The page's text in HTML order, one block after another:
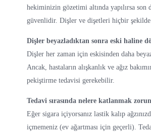
hekiminizin gözetimi altında yapılırsa son
güvenlidir. Dişler ve dişetleri hiçbir şekilde
Dişler beyazladıktan sonra eski haline
Dişler her zaman için eskisinden daha
Ancak, hastaların alışkanlık ve ağız
pekiştirme tedavisi gerekebilir.
Tedavi sırasında nelere katlanmak
Eğer sigara içiyorsanız lastik kalıp
içmemeniz (ev ağartması için geçerli).